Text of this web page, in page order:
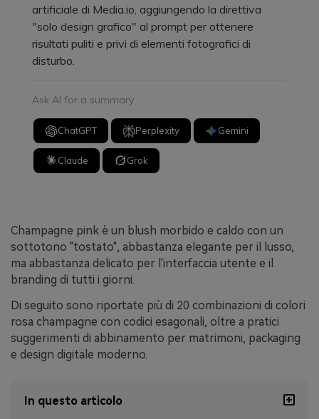
artificiale di Media.io, aggiungendo la direttiva
"solo design grafico" al prompt per ottenere
risultati puliti e privi di elementi fotografici di
disturbo.
Ask AI for a summary
ChatGPT Perplexity Gemini
Claude Grok
Champagne pink è un blush morbido e caldo con un
sottotono "tostato", abbastanza elegante per il lusso,
ma abbastanza delicato per l'interfaccia utente e il
branding di tutti i giorni.
Di seguito sono riportate più di 20 combinazioni di colori
rosa champagne con codici esagonali, oltre a pratici
suggerimenti di abbinamento per matrimoni, packaging
e design digitale moderno.
In questo articolo